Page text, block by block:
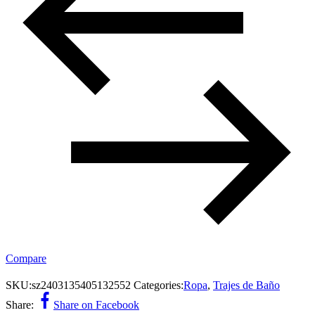
Compare
SKU:sz2403135405132552 Categories:Ropa, Trajes de Baño
Share:
Share on Facebook